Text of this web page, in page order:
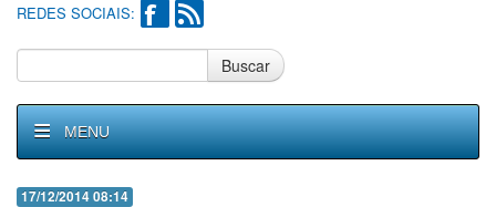
REDES SOCIAIS:
Buscar
MENU
17/12/2014 08:14